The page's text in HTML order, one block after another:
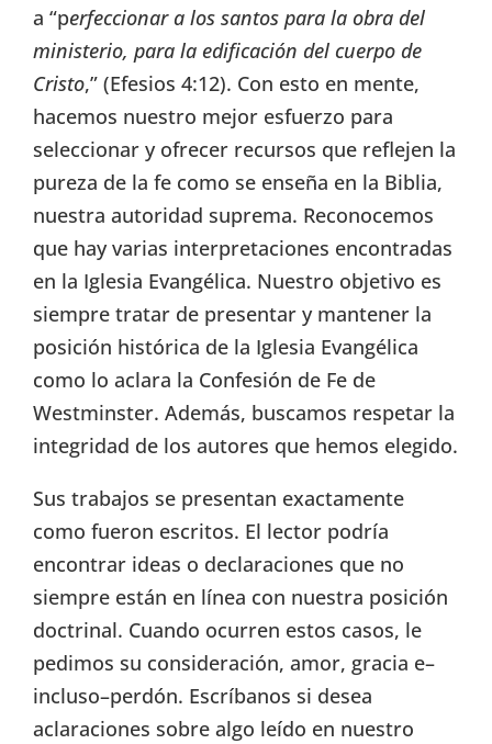
a “perfeccionar a los santos para la obra del
ministerio, para la edificación del cuerpo de
Cristo,” (Efesios 4:12). Con esto en mente,
hacemos nuestro mejor esfuerzo para
seleccionar y ofrecer recursos que reflejen la
pureza de la fe como se enseña en la Biblia,
nuestra autoridad suprema. Reconocemos
que hay varias interpretaciones encontradas
en la Iglesia Evangélica. Nuestro objetivo es
siempre tratar de presentar y mantener la
posición histórica de la Iglesia Evangélica
como lo aclara la Confesión de Fe de
Westminster. Además, buscamos respetar la
integridad de los autores que hemos elegido.
Sus trabajos se presentan exactamente
como fueron escritos. El lector podría
encontrar ideas o declaraciones que no
siempre están en línea con nuestra posición
doctrinal. Cuando ocurren estos casos, le
pedimos su consideración, amor, gracia e–
incluso–perdón. Escríbanos si desea
aclaraciones sobre algo leído en nuestro